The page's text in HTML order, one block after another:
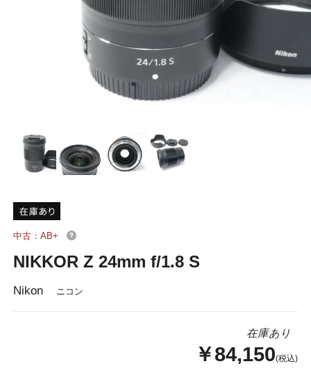
中古：AB+
NIKKOR Z 24mm f/1.8 S
Nikon ニコン
在庫あり
￥84,150(税込)